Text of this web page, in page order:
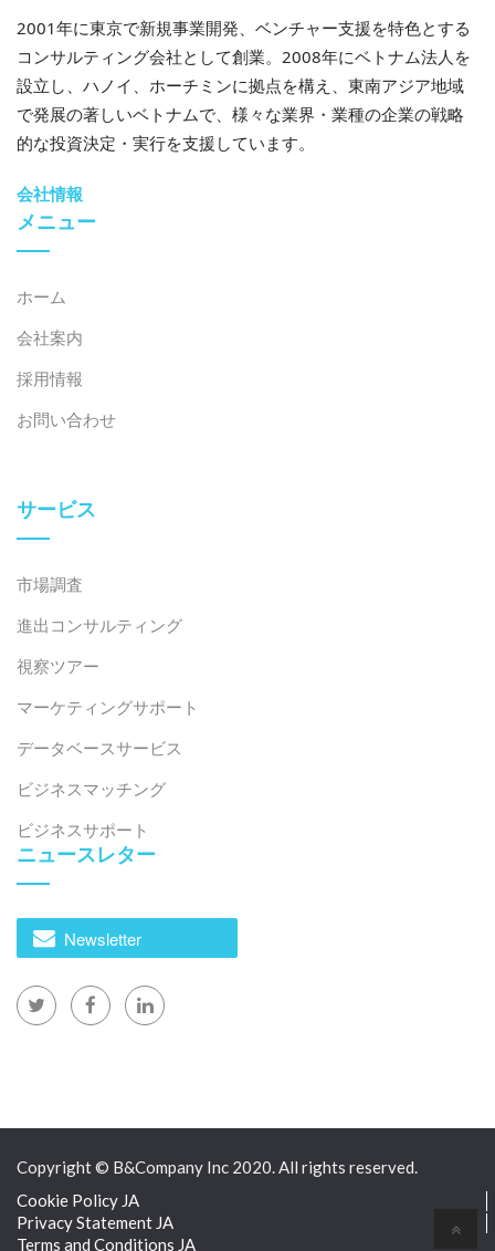
2001年に東京で新規事業開発、ベンチャー支援を特色とする
コンサルティング会社として創業。2008年にベトナム法人を
設立し、ハノイ、ホーチミンに拠点を構え、東南アジア地域
で発展の著しいベトナムで、様々な業界・業種の企業の戦略
的な投資決定・実行を支援しています。
会社情報
メニュー
ホーム
会社案内
採用情報
お問い合わせ
サービス
市場調査
進出コンサルティング
視察ツアー
マーケティングサポート
データベースサービス
ビジネスマッチング
ビジネスサポート
ニュースレター
Newsletter
Copyright © B&Company Inc 2020. All rights reserved.
Cookie Policy JA
Privacy Statement JA
Terms and Conditions JA